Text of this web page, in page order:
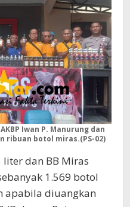
Iwan P. Manurung dan
ribuan botol miras.(PS-02)
liter dan BB Miras
1.569 botol
apabila diuangkan